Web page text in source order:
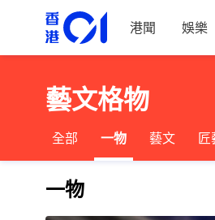
港聞 娛樂
藝文格物
全部 一物 藝文 匠
一物